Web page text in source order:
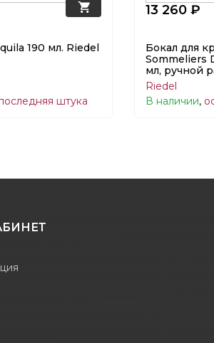
190 мл. Riedel
штука
13 260 ₽
Бокал для
Sommeliers
мл, ручной
Riedel
В наличии,